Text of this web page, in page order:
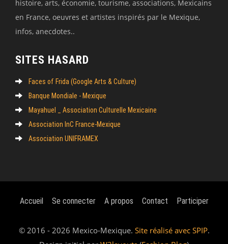
histoire, arts, économie, tourisme, associations, Mexicains
en France, oeuvres et artistes inspirés par le Mexique,
infos, anecdotes..
SITES HASARD
Faces of Frida (Google Arts & Culture)
Banque Mondiale - Mexique
Mayahuel _ Association Culturelle Mexicaine
Association InC France-Mexique
Association UNIFRAMEX
Accueil Se connecter A propos Contact Participer
© 2016 - 2026 Mexico-Mexique. Site réalisé avec SPIP.